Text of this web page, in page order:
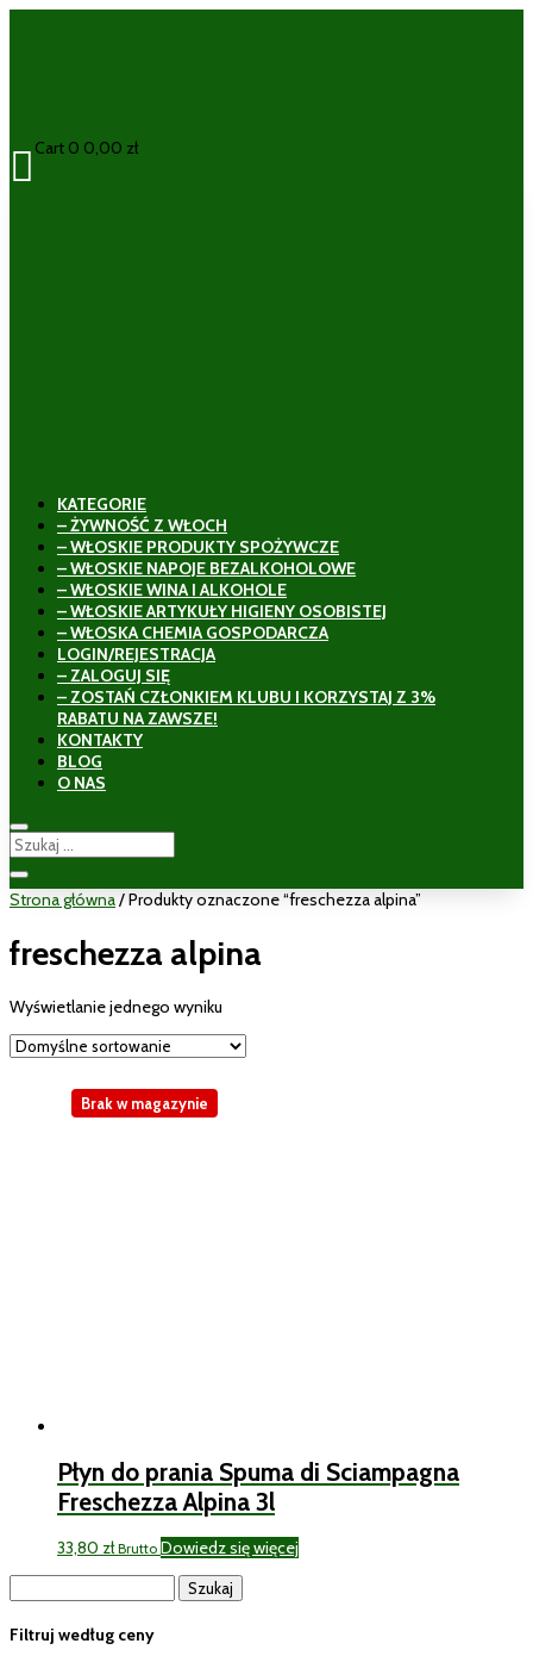
 Cart 0 0,00 zł
KATEGORIE
– ŻYWNOŚĆ Z WŁOCH
– WŁOSKIE PRODUKTY SPOŻYWCZE
– WŁOSKIE NAPOJE BEZALKOHOLOWE
– WŁOSKIE WINA I ALKOHOLE
– WŁOSKIE ARTYKUŁY HIGIENY OSOBISTEJ
– WŁOSKA CHEMIA GOSPODARCZA
LOGIN/REJESTRACJA
– ZALOGUJ SIĘ
– ZOSTAŃ CZŁONKIEM KLUBU I KORZYSTAJ Z 3%
RABATU NA ZAWSZE!
KONTAKTY
BLOG
O NAS
Strona główna/ Produkty oznaczone “freschezza alpina”
freschezza alpina
Wyświetlanie jednego wyniku
Płyn do prania Spuma di Sciampagna
Freschezza Alpina 3l
33,80 zł Brutto Dowiedz się więcej
Brak w magazynie
Filtruj według ceny